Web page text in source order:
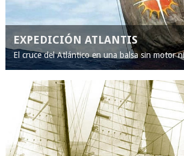
EXPEDICIÓN ATLANTIS
El cruce del Atlántico en una balsa sin motor